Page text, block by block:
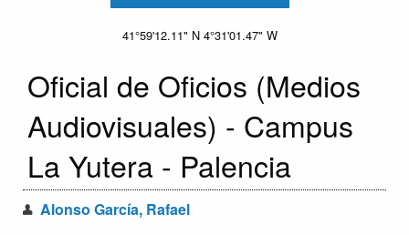
41°59'12.11" N 4°31'01.47" W
Oficial de Oficios (Medios
Audiovisuales) - Campus
La Yutera - Palencia
Alonso García, Rafael